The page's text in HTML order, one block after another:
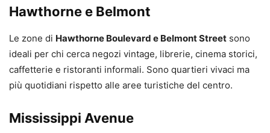
Hawthorne e Belmont
Le zone di Hawthorne Boulevard e Belmont Street sono
ideali per chi cerca negozi vintage, librerie, cinema storici,
caffetterie e ristoranti informali. Sono quartieri vivaci ma
più quotidiani rispetto alle aree turistiche del centro.
Mississippi Avenue